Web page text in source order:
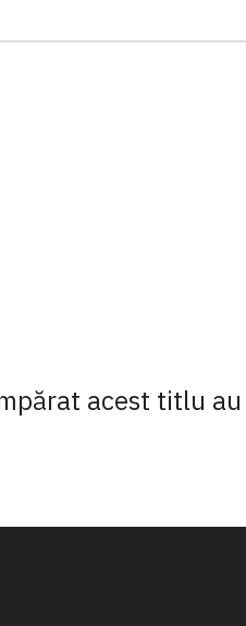
acest titlu